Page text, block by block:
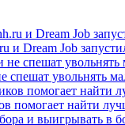
и Dream Job
спешат увольнять
помогает найти